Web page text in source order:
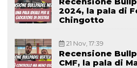
2024, la pala di
Chingotto
21 Nov, 17:39
Recensione
CMF, la pala di